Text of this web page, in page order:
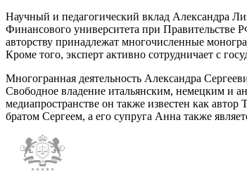
Научный и педагогический вклад Александра
Финансового университета при Правительстве
авторству принадлежат многочисленные
Кроме того, эксперт активно сотрудничает с
Многогранная деятельность Александра
Свободное владение итальянским, немецким и
медиапространстве он также известен как
братом Сергеем, а его супруга Анна также